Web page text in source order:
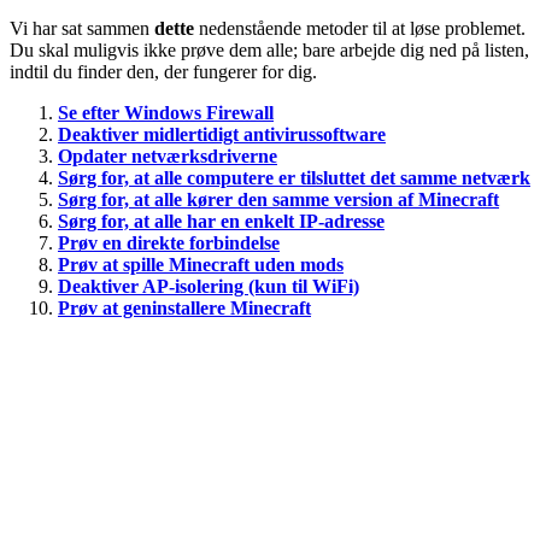
Vi har sat sammen dette nedenstående metoder til at løse problemet.
Du skal muligvis ikke prøve dem alle; bare arbejde dig ned på listen,
indtil du finder den, der fungerer for dig.
Se efter Windows Firewall
Deaktiver midlertidigt antivirussoftware
Opdater netværksdriverne
Sørg for, at alle computere er tilsluttet det samme netværk
Sørg for, at alle kører den samme version af Minecraft
Sørg for, at alle har en enkelt IP-adresse
Prøv en direkte forbindelse
Prøv at spille Minecraft uden mods
Deaktiver AP-isolering (kun til WiFi)
Prøv at geninstallere Minecraft